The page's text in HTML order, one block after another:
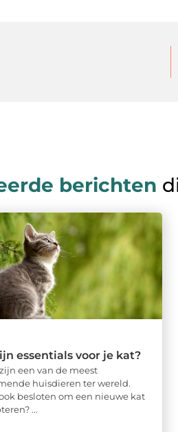
berichten
essentials voor je kat?
een van de meest
huisdieren ter wereld.
besloten om een nieuwe kat
...